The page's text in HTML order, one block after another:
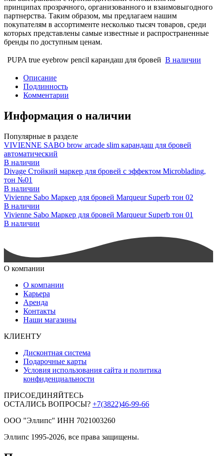
принципах прозрачного, организованного и взаимовыгодного
партнерства. Таким образом, мы предлагаем нашим
покупателям в ассортименте несколько тысяч товаров, среди
которых представлены самые известные и распространенные
бренды по доступным ценам.
PUPA true eyebrow pencil карандаш для бровей В наличии
Описание
Подлинность
Комментарии
Информация о наличии
Популярные в разделе
VIVIENNE SABO brow arcade slim карандаш для бровей
автоматический
В наличии
Divage Стойкий маркер для бровей с эффектом Microblading,
тон №01
В наличии
Vivienne Sabo Маркер для бровей Marqueur Superb тон 02
В наличии
Vivienne Sabo Маркер для бровей Marqueur Superb тон 01
В наличии
О компании
О компании
Карьера
Аренда
Контакты
Наши магазины
КЛИЕНТУ
Дисконтная система
Подарочные карты
Условия использования сайта и политика
конфиденциальности
ПРИСОЕДИНЯЙТЕСЬ
ОСТАЛИСЬ ВОПРОСЫ? +7(3822)46-99-66
ООО "Эллипс" ИНН 7021003260
Эллипс 1995-2026, все права защищены.